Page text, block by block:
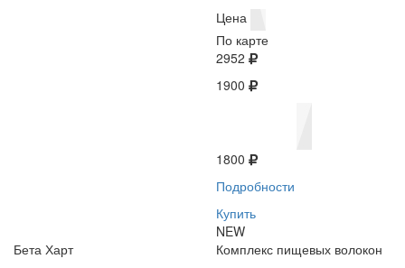
Цена
По карте
2952
1900
1800
Подробности
Купить
NEW
Бета Харт
Комплекс пищевых волокон